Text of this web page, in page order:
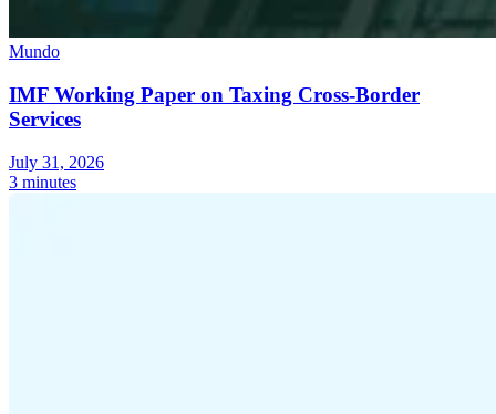
Mundo
IMF Working Paper on Taxing Cross-Border
Services
July 31, 2026
3 minutes